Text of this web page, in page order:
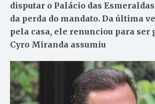
disputar o Palácio das
da perda do mandato. Da última
pela casa, ele renunciou para ser
Cyro Miranda assumiu